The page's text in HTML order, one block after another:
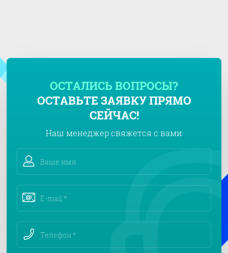
ОСТАЛИСЬ ВОПРОСЫ?
ОСТАВЬТЕ ЗАЯВКУ ПРЯМО
СЕЙЧАС!
Наш менеджер свяжется с вами